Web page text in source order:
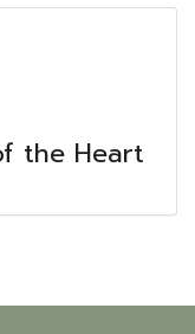
the Heart